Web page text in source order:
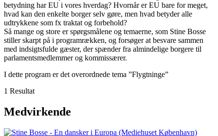
betydning har EU i vores hverdag? Hvornår er EU bare for meget,
hvad kan den enkelte borger selv gøre, men hvad betyder alle
udtrykkene som fx traktat og forbehold?
Så mange og store er spørgsmålene og temaerne, som Stine Bosse
stiller skarpt på i programrækken, og forsøger at besvare sammen
med indsigtsfulde gæster, der spænder fra almindelige borgere til
parlamentsmedlemmer og kommissærer.
I dette program er det overordnede tema ”Flygtninge”
1 Resultat
Medvirkende